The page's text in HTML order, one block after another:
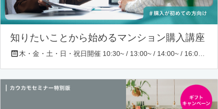
知りたいことから始めるマンション購入講座